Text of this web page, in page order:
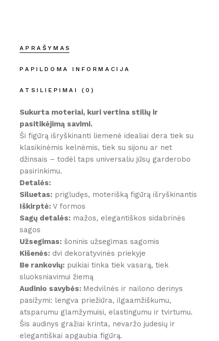
APRAŠYMAS
PAPILDOMA INFORMACIJA
ATSILIEPIMAI (0)
Sukurta moteriai, kuri vertina stilių ir
pasitikėjimą savimi.
Ši figūrą išryškinanti liemenė idealiai dera tiek su
klasikinėmis kelnėmis, tiek su sijonu ar net
džinsais – todėl taps universaliu jūsų garderobo
pasirinkimu.
Detalės:
Siluetas: prigludęs, moterišką figūrą išryškinantis
Iškirptė: V formos
Sagų detalės: mažos, elegantiškos sidabrinės
sagos
Užsegimas: šoninis užsegimas sagomis
Kišenės: dvi dekoratyvinės priekyje
Be rankovių: puikiai tinka tiek vasarą, tiek
sluoksniavimui žiemą
Audinio savybės: Medvilnės ir nailono derinys
pasižymi: lengva priežiūra, ilgaamžiškumu,
atsparumu glamžymuisi, elastingumu ir tvirtumu.
Šis audinys gražiai krinta, nevaržo judesių ir
elegantiškai apgaubia figūrą.